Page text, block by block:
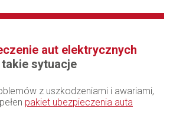
aut elektrycznych
sytuacje
z uszkodzeniami i awariami,
pakiet ubezpieczenia auta